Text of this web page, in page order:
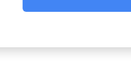
在本年度还将陆续推出多